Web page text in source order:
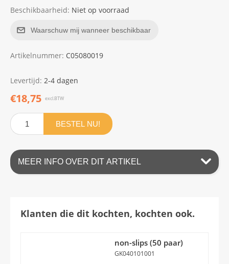
Beschikbaarheid: Niet op voorraad
Waarschuw mij wanneer beschikbaar
Artikelnummer: C05080019
Levertijd: 2-4 dagen
€18,75 excl.BTW
BESTEL NU!
MEER INFO OVER DIT ARTIKEL
Klanten die dit kochten, kochten ook.
non-slips (50 paar)
GK040101001